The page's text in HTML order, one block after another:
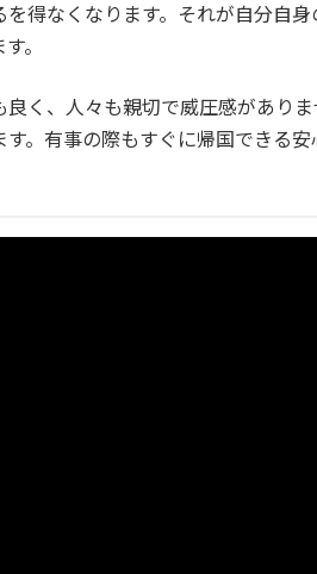
を得なくなります。それが自分自
。
良く、人々も親切で威圧感があり
す。有事の際もすぐに帰国できる